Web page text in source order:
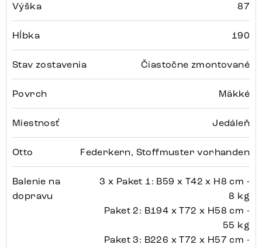
Výška 87
Hĺbka 190
Stav zostavenia Čiastočne zmontované
Povrch Mäkké
Miestnosť Jedáleň
Otto Federkern, Stoffmuster vorhanden
Balenie na
dopravu
3 x Paket 1: B59 x T42 x H8 cm -
8 kg
Paket 2: B194 x T72 x H58 cm -
55 kg
Paket 3: B226 x T72 x H57 cm -